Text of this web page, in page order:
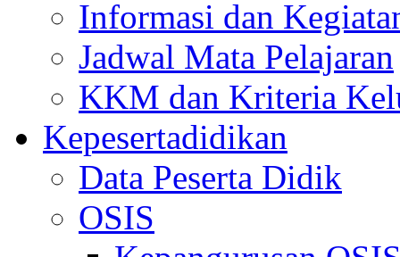
Informasi dan
Jadwal Mata Pelajaran
KKM dan Kriteria
Kepesertadidikan
Data Peserta Didik
OSIS